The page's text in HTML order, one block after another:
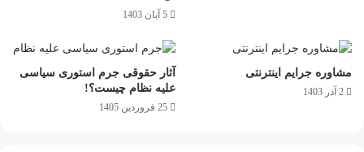
5 آبان 1403
مشاوره جرایم اینترنتی
2 آذر 1403
آثار حقوقی جرم استوری سیاسی
علیه نظام چیست؟!
25 فروردین 1405